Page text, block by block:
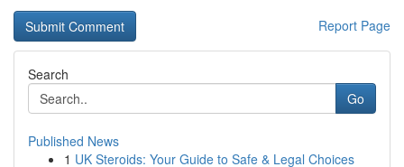
Report Page
Search
Go
Published News
1 UK Steroids: Your Guide to Safe & Legal Choices